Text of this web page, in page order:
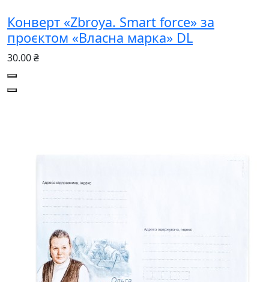
Конверт «Zbroya. Smart force» за
проєктом «Власна марка» DL
30.00 ₴